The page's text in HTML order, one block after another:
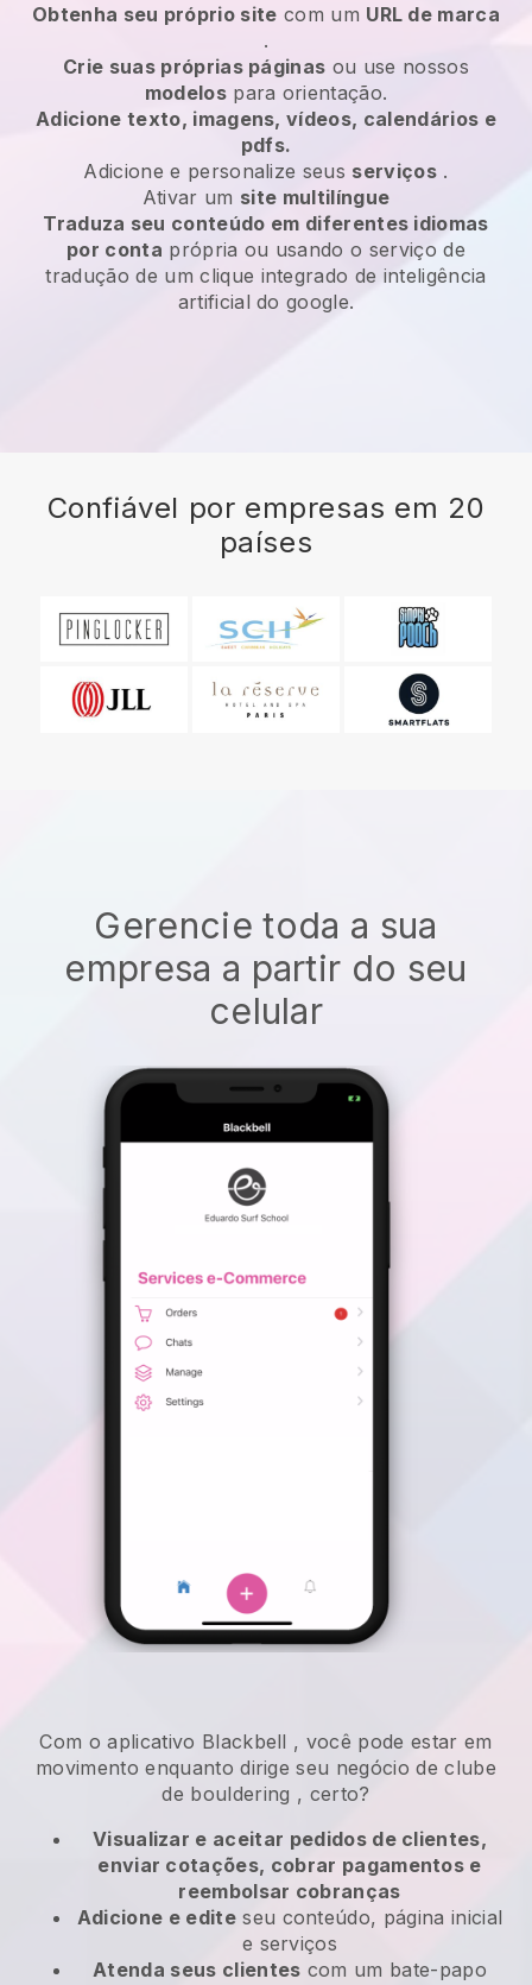
Obtenha seu próprio site com um URL de marca
.
Crie suas próprias páginas ou use nossos
modelospara orientação.
Adicione texto, imagens, vídeos, calendários e
pdfs.
Adicione e personalize seus serviços.
Ativar um site multilíngue
Traduza seu conteúdo em diferentes idiomas
por conta própria ou usando o serviço de
tradução de um clique integrado de inteligência
artificial do google.
Confiável por empresas em 20
países
Gerencie toda a sua
empresa a partir do seu
celular
Com o aplicativo Blackbell , você pode estar em
movimento enquanto dirige seu negócio de clube
de bouldering , certo?
Visualizar e aceitar pedidos de clientes,
enviar cotações, cobrar pagamentos e
reembolsar cobranças
Adicione e editeseu conteúdo, página inicial
e serviços
Atenda seus clientes com um bate-papo